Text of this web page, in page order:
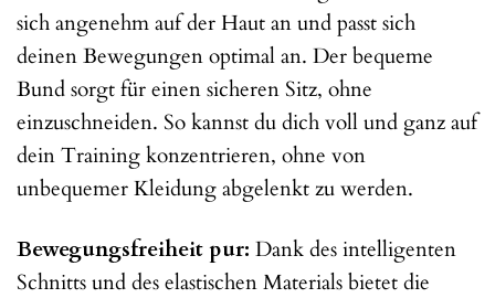
sich angenehm auf der Haut an und passt sich
deinen Bewegungen optimal an. Der bequeme
Bund sorgt für einen sicheren Sitz, ohne
einzuschneiden. So kannst du dich voll und ganz auf
dein Training konzentrieren, ohne von
unbequemer Kleidung abgelenkt zu werden.
Bewegungsfreiheit pur: Dank des intelligenten
Schnitts und des elastischen Materials bietet die